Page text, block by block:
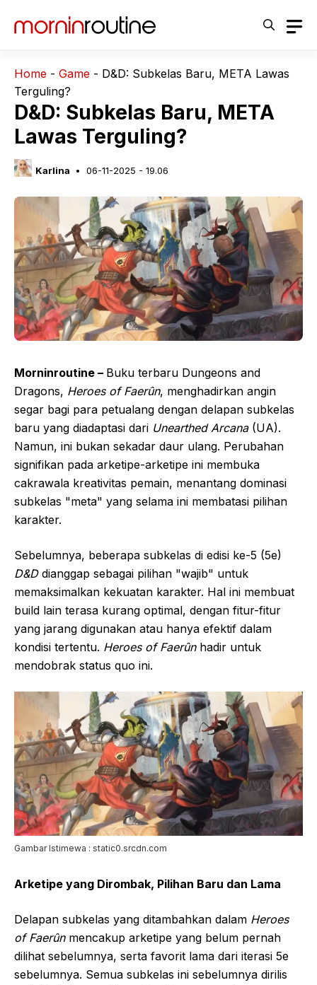
Home - Game - D&D: Subkelas Baru, META Lawas
Terguling?
D&D: Subkelas Baru, META
Lawas Terguling?
Karlina 06-11-2025 - 19.06
Morninroutine – Buku terbaru Dungeons and
Dragons, Heroes of Faerûn, menghadirkan angin
segar bagi para petualang dengan delapan subkelas
baru yang diadaptasi dari Unearthed Arcana(UA).
Namun, ini bukan sekadar daur ulang. Perubahan
signifikan pada arketipe-arketipe ini membuka
cakrawala kreativitas pemain, menantang dominasi
subkelas "meta" yang selama ini membatasi pilihan
karakter.
Sebelumnya, beberapa subkelas di edisi ke-5 (5e)
D&Ddianggap sebagai pilihan "wajib" untuk
memaksimalkan kekuatan karakter. Hal ini membuat
build lain terasa kurang optimal, dengan fitur-fitur
yang jarang digunakan atau hanya efektif dalam
kondisi tertentu. Heroes of Faerûnhadir untuk
mendobrak status quo ini.
Gambar Istimewa : static0.srcdn.com
Arketipe yang Dirombak, Pilihan Baru dan Lama
Delapan subkelas yang ditambahkan dalam Heroes
of Faerûnmencakup arketipe yang belum pernah
dilihat sebelumnya, serta favorit lama dari iterasi 5e
sebelumnya. Semua subkelas ini sebelumnya dirilis